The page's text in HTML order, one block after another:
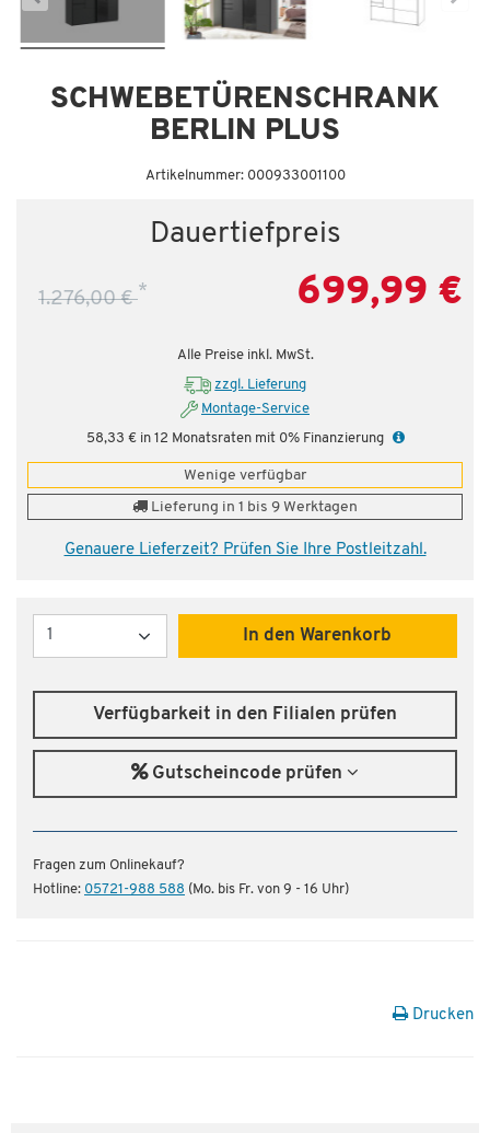
SCHWEBETÜRENSCHRANK
BERLIN PLUS
Artikelnummer: 000933001100
Dauertiefpreis
1.276,00 €* 699,99 €
Alle Preise inkl. MwSt.
zzgl. Lieferung
Montage-Service
58,33 € in 12 Monatsraten mit 0% Finanzierung
Wenige verfügbar
Lieferung in 1 bis 9 Werktagen
Genauere Lieferzeit? Prüfen Sie Ihre Postleitzahl.
Menge
In den Warenkorb
Verfügbarkeit in den Filialen prüfen
Gutscheincode prüfen
Fragen zum Onlinekauf?
Hotline: 05721-988 588 (Mo. bis Fr. von 9 - 16 Uhr)
Drucken